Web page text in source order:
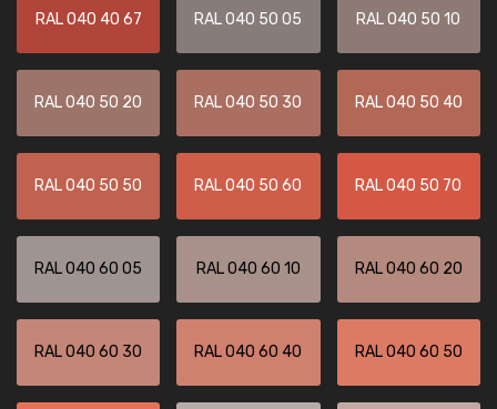
RAL 040 40 67 RAL 040 50 05 RAL 040 50 10
RAL 040 50 20 RAL 040 50 30 RAL 040 50 40
RAL 040 50 50 RAL 040 50 60 RAL 040 50 70
RAL 040 60 05 RAL 040 60 10 RAL 040 60 20
RAL 040 60 30 RAL 040 60 40 RAL 040 60 50